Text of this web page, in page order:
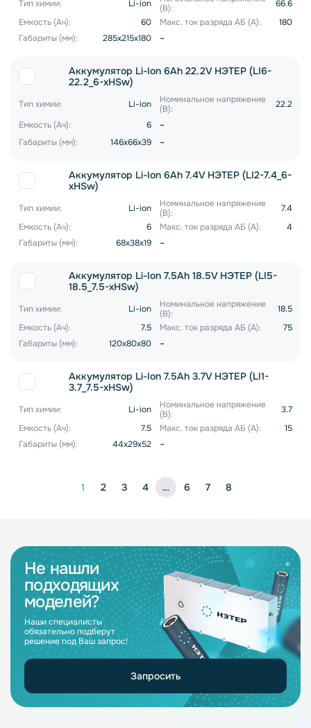
Тип химии: Li-ion
(В):
66.6
Емкость (Ач):
60 Макс. ток разряда АБ (А):
180
Габариты (мм):
285x215x180 -
Аккумулятор Li-Ion 6Ah 22.2V НЭТЕР (LI6-
22.2_6-xHSw)
Тип химии: Li-ion
Номинальное напряжение
(В):
22.2
Емкость (Ач):
6 -
Габариты (мм): 146x66x39 -
Аккумулятор Li-Ion 6Ah 7.4V НЭТЕР (LI2-7.4_6-
xHSw)
Тип химии: Li-ion
Номинальное напряжение
(В):
7.4
Емкость (Ач):
6 Макс. ток разряда АБ (А):
4
Габариты (мм):
68x38x19 -
Аккумулятор Li-Ion 7.5Ah 18.5V НЭТЕР (LI5-
18.5_7.5-xHSw)
Тип химии: Li-ion
Номинальное напряжение
(В):
18.5
Емкость (Ач):
7.5 Макс. ток разряда АБ (А):
75
Габариты (мм):
120x80x80 -
Аккумулятор Li-Ion 7.5Ah 3.7V НЭТЕР (LI1-
3.7_7.5-xHSw)
Тип химии: Li-ion
Номинальное напряжение
(В):
3.7
Емкость (Ач):
7.5 Макс. ток разряда АБ (А):
15
Габариты (мм):
44x29x52 -
1 2 3 4 … 6 7 8
Не нашли
подходящих
моделей?
Наши специалисты
обязательно подберут
решение под Ваш запрос!
Запросить